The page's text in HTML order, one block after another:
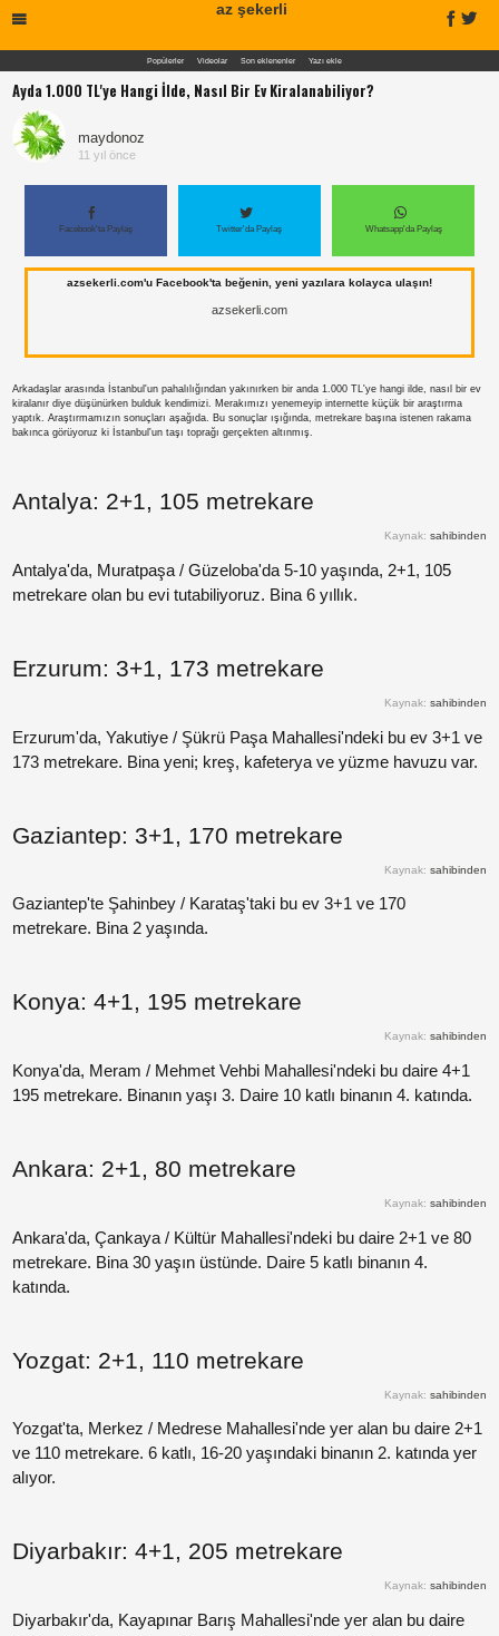
az şekerli
Popülerler Videolar Son eklenenler Yazı ekle
Ayda 1.000 TL'ye Hangi İlde, Nasıl Bir Ev Kiralanabiliyor?
maydonoz
11 yıl önce
Facebook'ta Paylaş Twitter'da Paylaş Whatsapp'da Paylaş
azsekerli.com'u Facebook'ta beğenin, yeni yazılara kolayca ulaşın!
azsekerli.com
Arkadaşlar arasında İstanbul'un pahalılığından yakınırken bir anda 1.000 TL'ye hangi ilde, nasıl bir ev
kiralanır diye düşünürken bulduk kendimizi. Merakımızı yenemeyip internette küçük bir araştırma
yaptık. Araştırmamızın sonuçları aşağıda. Bu sonuçlar ışığında, metrekare başına istenen rakama
bakınca görüyoruz ki İstanbul'un taşı toprağı gerçekten altınmış.
Antalya: 2+1, 105 metrekare
Kaynak: sahibinden
Paylaş
Paylaş
Antalya'da, Muratpaşa / Güzeloba'da 5-10 yaşında, 2+1, 105
metrekare olan bu evi tutabiliyoruz. Bina 6 yıllık.
Erzurum: 3+1, 173 metrekare
Kaynak: sahibinden
Paylaş
Paylaş
Erzurum'da, Yakutiye / Şükrü Paşa Mahallesi'ndeki bu ev 3+1 ve
173 metrekare. Bina yeni; kreş, kafeterya ve yüzme havuzu var.
Gaziantep: 3+1, 170 metrekare
Kaynak: sahibinden
Paylaş
Paylaş
Gaziantep'te Şahinbey / Karataş'taki bu ev 3+1 ve 170
metrekare. Bina 2 yaşında.
Konya: 4+1, 195 metrekare
Kaynak: sahibinden
Paylaş
Paylaş
Konya'da, Meram / Mehmet Vehbi Mahallesi'ndeki bu daire 4+1
195 metrekare. Binanın yaşı 3. Daire 10 katlı binanın 4. katında.
Ankara: 2+1, 80 metrekare
Kaynak: sahibinden
Paylaş
Paylaş
Ankara'da, Çankaya / Kültür Mahallesi'ndeki bu daire 2+1 ve 80
metrekare. Bina 30 yaşın üstünde. Daire 5 katlı binanın 4.
katında.
Yozgat: 2+1, 110 metrekare
Kaynak: sahibinden
Paylaş
Yozgat'ta, Merkez / Medrese Mahallesi'nde yer alan bu daire 2+1
ve 110 metrekare. 6 katlı, 16-20 yaşındaki binanın 2. katında yer
alıyor.
Diyarbakır: 4+1, 205 metrekare
Kaynak: sahibinden
Paylaş
Diyarbakır'da, Kayapınar Barış Mahallesi'nde yer alan bu daire